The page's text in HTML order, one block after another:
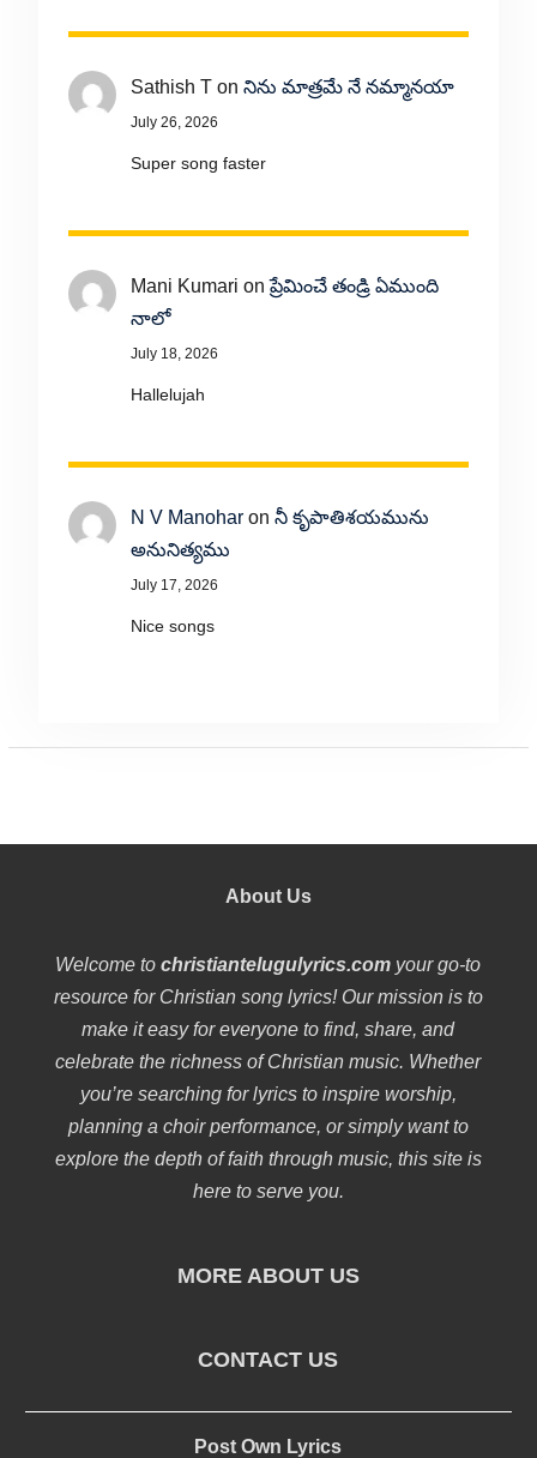
Sathish Ton నిను మాత్రమే నే నమ్మానయా
July 26, 2026
Super song faster
Mani Kumari onప్రేమించే తండ్రి ఏముంది
నాలో
July 18, 2026
Hallelujah
N V Manoharon నీ కృపాతిశయమును
అనునిత్యము
July 17, 2026
Nice songs
About Us
Welcome tochristiantelugulyrics.com your go-to
resource for Christian song lyrics! Our mission is to
make it easy for everyone to find, share, and
celebrate the richness of Christian music. Whether
you’re searching for lyrics to inspire worship,
planning a choir performance, or simply want to
explore the depth of faith through music, this site is
here to serve you.
MORE ABOUT US
CONTACT US
Post Own Lyrics